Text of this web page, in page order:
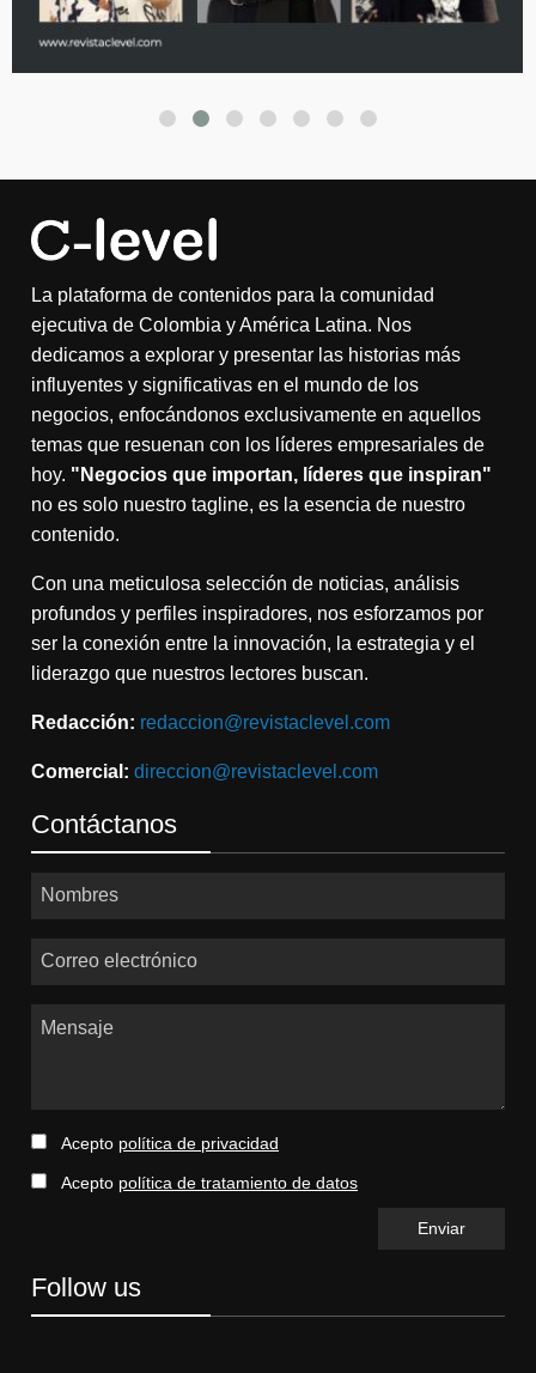
La plataforma de contenidos para la comunidad
ejecutiva de Colombia y América Latina. Nos
dedicamos a explorar y presentar las historias más
influyentes y significativas en el mundo de los
negocios, enfocándonos exclusivamente en aquellos
temas que resuenan con los líderes empresariales de
hoy. "Negocios que importan, líderes que inspiran"
no es solo nuestro tagline, es la esencia de nuestro
contenido.
Con una meticulosa selección de noticias, análisis
profundos y perfiles inspiradores, nos esforzamos por
ser la conexión entre la innovación, la estrategia y el
liderazgo que nuestros lectores buscan.
Redacción: redaccion@revistaclevel.com
Comercial: direccion@revistaclevel.com
Contáctanos
Nombres
Correo electrónico
Mensaje
Acepto política de privacidad
Acepto política de tratamiento de datos
Follow us